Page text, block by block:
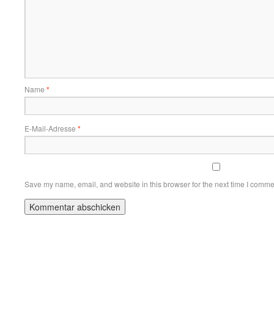
Name *
E-Mail-Adresse *
Save my name, email, and website in this browser for the next time I